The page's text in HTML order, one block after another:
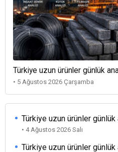
Türkiye uzun ürünler günlük
• 5 Ağustos 2026 Çarşamba
Türkiye uzun ürünler
• 4 Ağustos 2026 Salı
Türkiye uzun ürünler